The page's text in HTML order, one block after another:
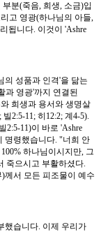
분(죽음, 희생, 소금)입
고 영광(하나님의 아들,
됩니다. 이것이 'Ashre
의 성품과 인격'을 닮는
과 영광'까지 연결된
희생과 용서와 생명살
2:5-11; 히12:2; 계4-5).
2:5-11)이 바로 'Ashre
명령했습니다. "너희 안
하나님이시지만, 그
죽으시고 부활하셨다.
께서 모든 피조물이 예수
했습니다. 이제 우리가